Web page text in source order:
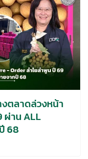
ตลาดล่วงหน้า
ผ่าน ALL
68